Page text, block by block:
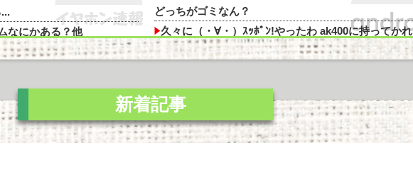
RSS
なにかある？他
買った時の倍なんだけど
」世界が気付き始める
ミングモニター
どっちがゴミなん？
久々に（・∀・）ｽｯﾎﾟﾝ!やったわ ak400に持ってかれ
た
「Linuxで十分じゃね…？」世界が気付き始める
Linuxの市場シェアが初めて10%超える Windows窮
地